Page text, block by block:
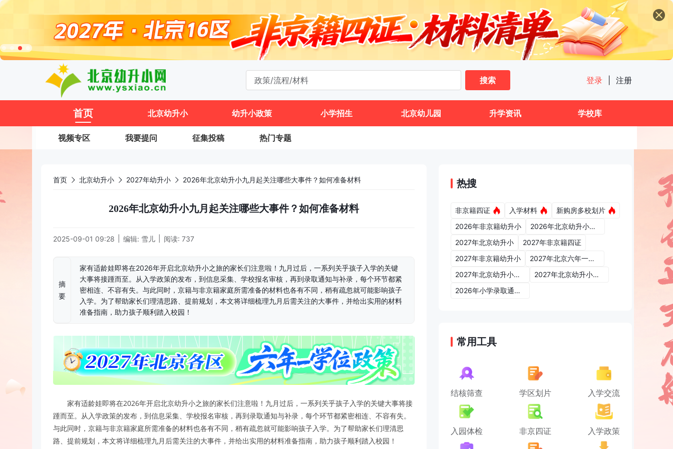
搜索
登录 注册
首页 北京幼升小 幼升小政策 小学招生 北京幼儿园 升学资讯 学校库
视频专区 我要提问 征集投稿 热门专题
首页 北京幼升小 2027年幼升小 2026年北京幼升小九月起关注哪些大事件？如何准备材料
2026年北京幼升小九月起关注哪些大事件？如何准备材料
2025-09-01 09:28 编辑: 雪儿 阅读: 737
摘
要
家有适龄娃即将在2026年开启北京幼升小之旅的家长们注意啦！九月过后，一系列关乎孩子入学的关键
大事将接踵而至。从入学政策的发布，到信息采集、学校报名审核，再到录取通知与补录，每个环节都紧
密相连、不容有失。与此同时，京籍与非京籍家庭所需准备的材料也各有不同，稍有疏忽就可能影响孩子
入学。为了帮助家长们理清思路、提前规划，本文将详细梳理九月后需关注的大事件，并给出实用的材料
准备指南，助力孩子顺利踏入校园！
家有适龄娃即将在2026年开启北京幼升小之旅的家长们注意啦！九月过后，一系列关乎孩子入学的关键大事将接
踵而至。从入学政策的发布，到信息采集、学校报名审核，再到录取通知与补录，每个环节都紧密相连、不容有失。
与此同时，京籍与非京籍家庭所需准备的材料也各有不同，稍有疏忽就可能影响孩子入学。为了帮助家长们理清思
路、提前规划，本文将详细梳理九月后需关注的大事件，并给出实用的材料准备指南，助力孩子顺利踏入校园！
热搜
非京籍四证 入学材料
新购房多校划片
2026年非京籍幼升小
2026年北京幼升小入学政策
2027年北京幼升小
2027年非京籍四证
2027年非京籍幼升小
2027年北京六年一学位政策
2027年北京幼升小六年一学位政策
2027年北京幼升小入学政策
2026年小学录取通知书
常用工具
结核筛查 学区划片 入学交流
入园体检 非京四证 入学政策